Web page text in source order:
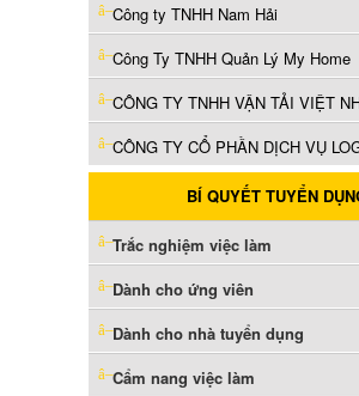
Công ty TNHH Nam Hải
Công Ty TNHH Quản Lý My Home
CÔNG TY TNHH VẬN TẢI VIỆT
BÍ QUYẾT TUYỂN
Trắc nghiệm việc làm
Dành cho ứng viên
Dành cho nhà tuyển dụng
Cẩm nang việc làm